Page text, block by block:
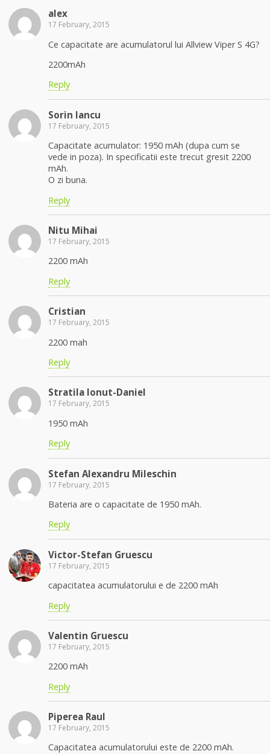
alex
17 February, 2015
Ce capacitate are acumulatorul lui Allview Viper S 4G?
2200mAh
Reply
Sorin Iancu
17 February, 2015
Capacitate acumulator: 1950 mAh (dupa cum se
vede in poza). In specificatii este trecut gresit 2200
mAh.
O zi buna.
Reply
Nitu Mihai
17 February, 2015
2200 mAh
Reply
Cristian
17 February, 2015
2200 mah
Reply
Stratila Ionut-Daniel
17 February, 2015
1950 mAh
Reply
Stefan Alexandru Mileschin
17 February, 2015
Bateria are o capacitate de 1950 mAh.
Reply
Victor-Stefan Gruescu
17 February, 2015
capacitatea acumulatorului e de 2200 mAh
Reply
Valentin Gruescu
17 February, 2015
2200 mAh
Reply
Piperea Raul
17 February, 2015
Capacitatea acumulatorului este de 2200 mAh.